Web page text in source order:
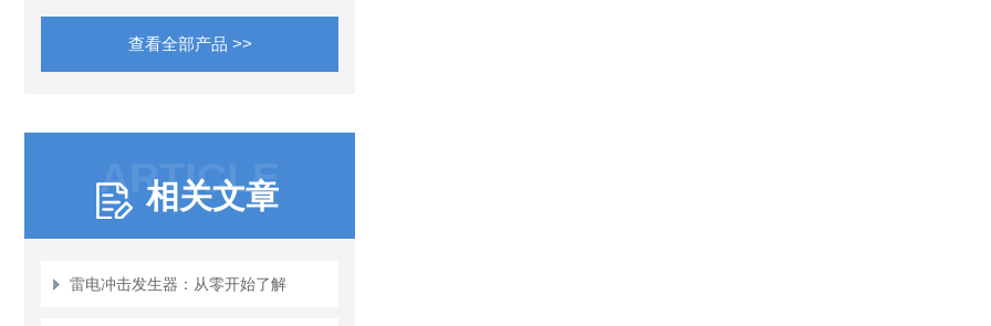
查看全部产品 >>
ARTICLE
相关文章
雷电冲击发生器：从零开始了解